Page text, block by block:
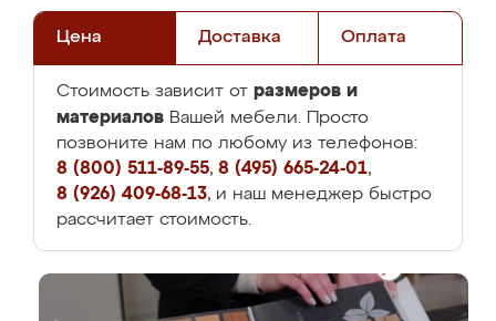
Цена Доставка Оплата
Стоимость зависит от размеров и
материалов Вашей мебели. Просто
позвоните нам по любому из телефонов:
8 (800) 511-89-55, 8 (495) 665-24-01,
8 (926) 409-68-13, и наш менеджер быстро
рассчитает стоимость.